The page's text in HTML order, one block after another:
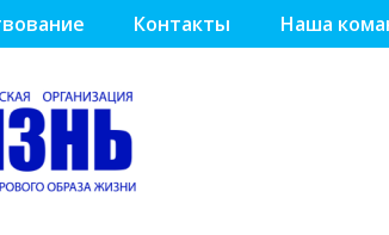
Контакты Наша